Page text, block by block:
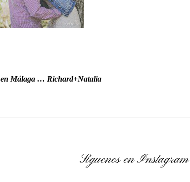
en Málaga … Richard+Natalia
Síguenos en Instagram